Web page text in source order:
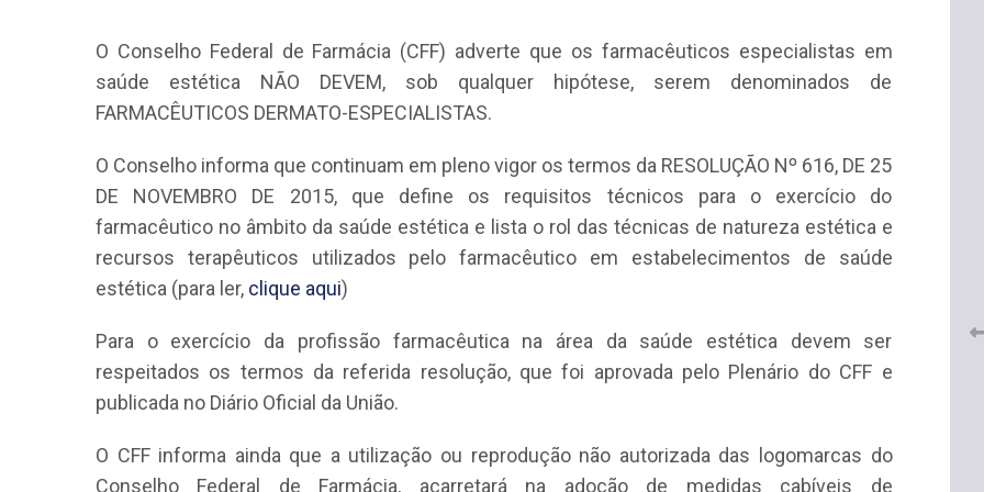
O Conselho Federal de Farmácia (CFF) adverte que os farmacêuticos especialistas em
saúde estética NÃO DEVEM, sob qualquer hipótese, serem denominados de
FARMACÊUTICOS DERMATO-ESPECIALISTAS.
O Conselho informa que continuam em pleno vigor os termos da RESOLUÇÃO Nº 616, DE 25
DE NOVEMBRO DE 2015, que define os requisitos técnicos para o exercício do
farmacêutico no âmbito da saúde estética e lista o rol das técnicas de natureza estética e
recursos terapêuticos utilizados pelo farmacêutico em estabelecimentos de saúde
estética (para ler, clique aqui)
Para o exercício da profissão farmacêutica na área da saúde estética devem ser
respeitados os termos da referida resolução, que foi aprovada pelo Plenário do CFF e
publicada no Diário Oficial da União.
O CFF informa ainda que a utilização ou reprodução não autorizada das logomarcas do
Conselho Federal de Farmácia, acarretará na adoção de medidas cabíveis de
CRF-AL reforça importância do
farmacêutico em nova resolução
da Anvisa sobre medicamentos à
base de Cannabis
CRF-AL renova parceria com
CRF-SP e garante continuidade
do acesso gratuito à Academia